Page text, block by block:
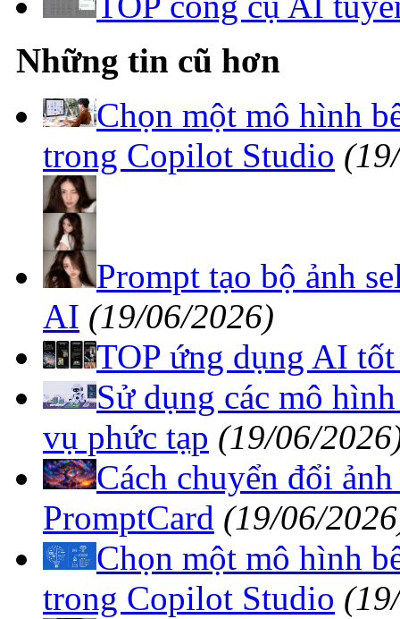
Những tin cũ hơn
Chọn một mô hình
trong Copilot Studio
Prompt tạo bộ ảnh
AI (19/06/2026)
TOP ứng dụng AI
Sử dụng các mô
vụ phức tạp (19/06/
Cách chuyển đổi
PromptCard (19/06/
Chọn một mô hình
trong Copilot Studio